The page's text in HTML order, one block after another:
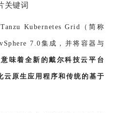
Kubernetes Grid（简称
7.0集成，并将容器与
味着 全新的戴尔科技云平台
云原生应用程序和传统的基于